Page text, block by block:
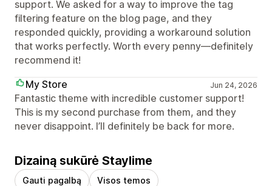
support. We asked for a way to improve the tag
filtering feature on the blog page, and they
responded quickly, providing a workaround solution
that works perfectly. Worth every penny—definitely
recommend it!
My Store
Jun 24, 2026
Fantastic theme with incredible customer support!
This is my second purchase from them, and they
never disappoint. I’ll definitely be back for more.
Dizainą sukūrė Staylime
Gauti pagalbą Visos temos